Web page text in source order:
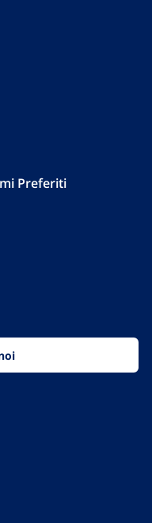
Preferiti